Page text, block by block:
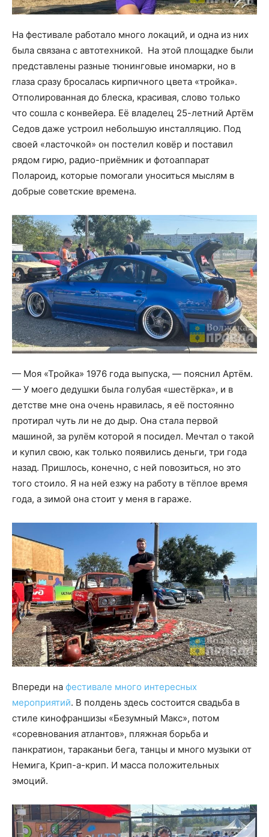
На фестивале работало много локаций, и одна из них
была связана с автотехникой. На этой площадке были
представлены разные тюнинговые иномарки, но в
глаза сразу бросалась кирпичного цвета «тройка».
Отполированная до блеска, красивая, слово только
что сошла с конвейера. Её владелец 25-летний Артём
Седов даже устроил небольшую инсталляцию. Под
своей «ласточкой» он постелил ковёр и поставил
рядом гирю, радио-приёмник и фотоаппарат
Полароид, которые помогали уноситься мыслям в
добрые советские времена.
— Моя «Тройка» 1976 года выпуска, — пояснил Артём.
— У моего дедушки была голубая «шестёрка», и в
детстве мне она очень нравилась, я её постоянно
протирал чуть ли не до дыр. Она стала первой
машиной, за рулём которой я посидел. Мечтал о такой
и купил свою, как только появились деньги, три года
назад. Пришлось, конечно, с ней повозиться, но это
того стоило. Я на ней езжу на работу в тёплое время
года, а зимой она стоит у меня в гараже.
Впереди на фестивале много интересных
мероприятий. В полдень здесь состоится свадьба в
стиле кинофраншизы «Безумный Макс», потом
«соревнования атлантов», пляжная борьба и
панкратион, тараканьи бега, танцы и много музыки от
Немига, Крип-а-крип. И масса положительных
эмоций.